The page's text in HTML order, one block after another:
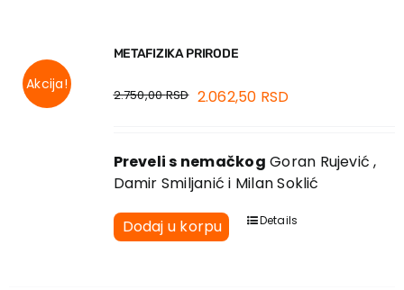
Akcija!
METAFIZIKA PRIRODE
2.750,00RSD 2.062,50 RSD
Preveli s nemačkog Goran Rujević ,
Damir Smiljanić i Milan Soklić
Dodaj u korpu Details